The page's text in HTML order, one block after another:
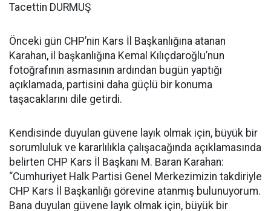
Tacettin DURMUŞ
Önceki gün CHP’nin Kars İl Başkanlığına atanan
Karahan, il başkanlığına Kemal Kılıçdaroğlu’nun
fotoğrafının asmasının ardından bugün yaptığı
açıklamada, partisini daha güçlü bir konuma
taşacaklarını dile getirdi.
Kendisinde duyulan güvene layık olmak için, büyük bir
sorumluluk ve kararlılıkla çalışacağında açıklamasında
belirten CHP Kars İl Başkanı M. Baran Karahan:
“Cumhuriyet Halk Partisi Genel Merkezimizin takdiriyle
CHP Kars İl Başkanlığı görevine atanmış bulunuyorum.
Bana duyulan güvene layık olmak için, büyük bir